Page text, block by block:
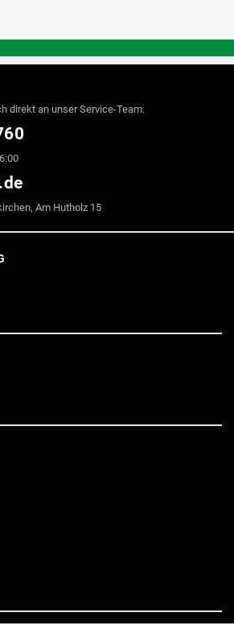
direkt an unser Service-Team.
Am Hutholz 15